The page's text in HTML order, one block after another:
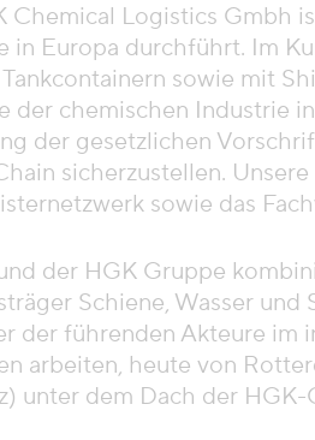
Chemical Logistics Gmbh
in Europa durchführt. Im
sowie mit
der chemischen Industrie
der gesetzlichen
sicherzustellen.
sowie das
der HGK Gruppe
Schiene, Wasser
der führenden Akteure im
arbeiten, heute von
unter dem Dach der HGK-